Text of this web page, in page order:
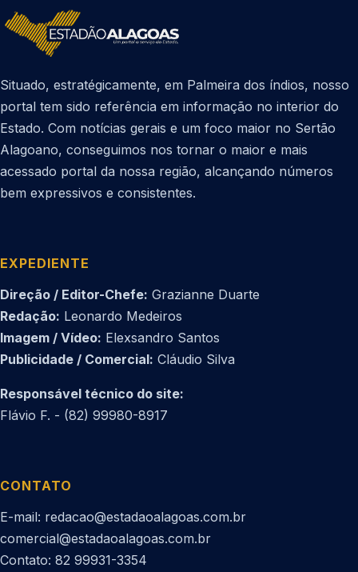
Situado, estratégicamente, em Palmeira dos índios, nosso
portal tem sido referência em informação no interior do
Estado. Com notícias gerais e um foco maior no Sertão
Alagoano, conseguimos nos tornar o maior e mais
acessado portal da nossa região, alcançando números
bem expressivos e consistentes.
EXPEDIENTE
Direção / Editor-Chefe: Grazianne Duarte
Redação: Leonardo Medeiros
Imagem / Vídeo: Elexsandro Santos
Publicidade / Comercial: Cláudio Silva
Responsável técnico do site:
Flávio F. - (82) 99980-8917
CONTATO
E-mail: redacao@estadaoalagoas.com.br
comercial@estadaoalagoas.com.br
Contato: 82 99931-3354